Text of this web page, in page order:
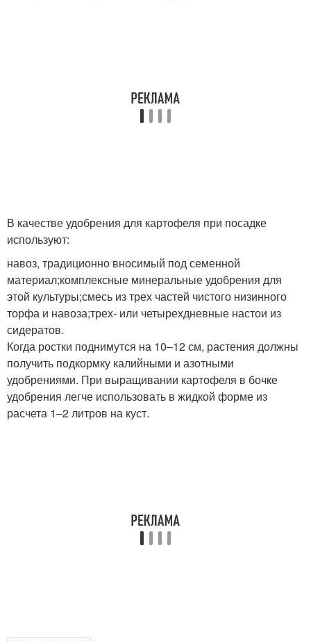
В качестве удобрения для картофеля при посадке
используют:
навоз, традиционно вносимый под семенной
материал;комплексные минеральные удобрения для
этой культуры;смесь из трех частей чистого низинного
торфа и навоза;трех- или четырехдневные настои из
сидератов.
Когда ростки поднимутся на 10–12 см, растения должны
получить подкормку калийными и азотными
удобрениями. При выращивании картофеля в бочке
удобрения легче использовать в жидкой форме из
расчета 1–2 литров на куст.